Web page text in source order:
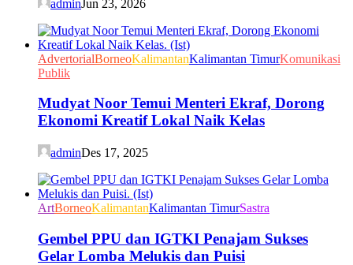
adminJun 23, 2026
AdvertorialBorneoKalimantanKalimantan TimurKomunikasi
Publik
Mudyat Noor Temui Menteri Ekraf, Dorong
Ekonomi Kreatif Lokal Naik Kelas
adminDes 17, 2025
ArtBorneoKalimantanKalimantan TimurSastra
Gembel PPU dan IGTKI Penajam Sukses
Gelar Lomba Melukis dan Puisi